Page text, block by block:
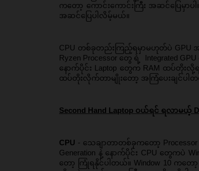
ကတော့ ကောင်းကောင်းကြီး အဆင်ပြေမှာ
အဆင်ပြေပါလိမ့်မယ်။
CPU တစ်ခုတည်းကြည့်ရမှာမဟုတ်ပဲ GPU
Ryzen Processor တွေ ရဲ့  Integrated
နောက်ပိုင်း Laptop တွေက RAM ထပ်တို
ထပ်တိုးလိုက်တာမျိုးတော့ အကြံပေးချင်ပါ
Second Hand Laptop ဝယ်ရင် ရလာမယ့်
CPU - သေချာတာတစ်ခုကတော့
Generation နဲ့ နောက်ပိုင်း CPU တွေကပဲ
တော့ ကြုံရနိုင်ပါတယ်။ Window 10 ကတော့